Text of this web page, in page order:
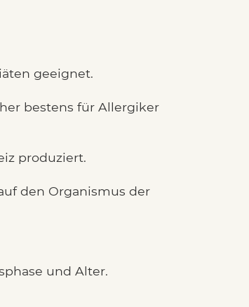
geeignet.
bestens für Allergiker
produziert.
den Organismus der
und Alter.